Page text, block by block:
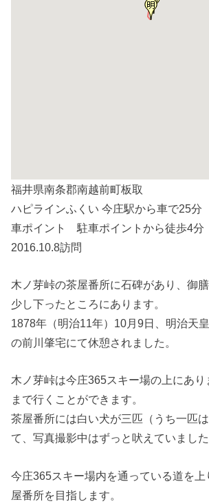
福井県南条郡南越前町板取
ハピラインふくい 今庄駅から車で25
車ポイント 駐車ポイントから徒歩4分
2016.10.8訪問
木ノ芽峠の茶屋番所に石碑があり、御
少し下ったところにあります。
1878年（明治11年）10月9日、明治天
の前川肇宅にて休憩されました。
木ノ芽峠は今庄365スキー場の上にあり
まで行くことができます。
茶屋番所には白い犬が三匹（うち一匹
て、写真撮影中はずっと吠えていまし
今庄365スキー場内を通っている道を
屋番所を目指します。